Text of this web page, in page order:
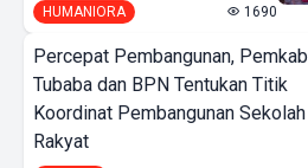
HUMANIORA 1690
Percepat Pembangunan, Pemkab
Tubaba dan BPN Tentukan Titik
Koordinat Pembangunan Sekolah
Rakyat